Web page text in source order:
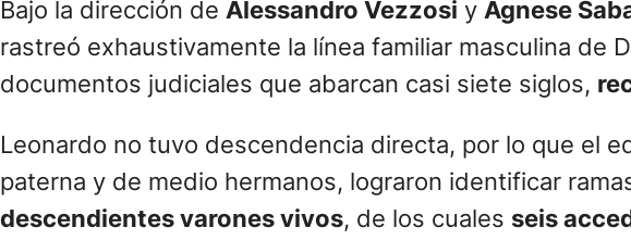
Bajo la dirección de Alessandro Vezzosi y Agnese
rastreó exhaustivamente la línea familiar masculina de
documentos judiciales que abarcan casi siete siglos,
Leonardo no tuvo descendencia directa, por lo que el
paterna y de medio hermanos, lograron identificar
descendientes varones vivos, de los cuales seis